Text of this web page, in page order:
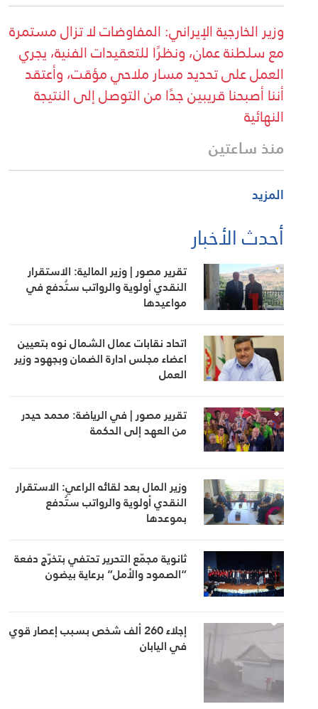
وزير الخارجية الإيراني: المفاوضات لا تزال مستمرة
مع سلطنة عمان، ونظرًا للتعقيدات الفنية، يجري
العمل على تحديد مسار ملاحي مؤقت، وأعتقد
أننا أصبحنا قريبين جدًا من التوصل إلى النتيجة
النهائية
منذ ساعتين
المزيد
أحدث الأخبار
تقرير مصور | وزير المالية: الاستقرار
النقدي أولوية والرواتب ستُدفع في
مواعيدها
اتحاد نقابات عمال الشمال نوه بتعيين
اعضاء مجلس ادارة الضمان وبجهود وزير
العمل
تقرير مصور | في الرياضة: محمد حيدر
من العهد إلى الحكمة
وزير المال بعد لقائه الراعي: الاستقرار
النقدي أولوية والرواتب ستُدفع
بموعدها
ثانوية مجمّع التحرير تحتفي بتخرّج دفعة
“الصمود والأمل” برعاية بيضون
إجلاء 260 ألف شخص بسبب إعصار قوي
في اليابان